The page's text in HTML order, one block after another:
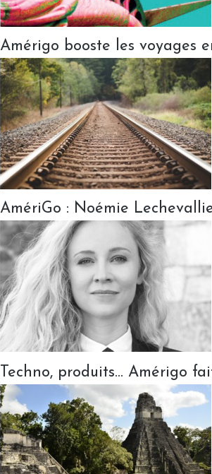
Amérigo booste les voyages
AmériGo : Noémie
Techno, produits... Amérigo